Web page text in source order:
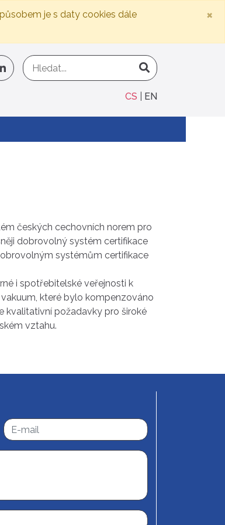
je s daty cookies dále
×
CS EN
českých cechovních norem pro
dobrovolný systém certifikace
systémům certifikace
i spotřebitelské veřejnosti k
které bylo kompenzováno
kvalitativní požadavky pro široké
vztahu.